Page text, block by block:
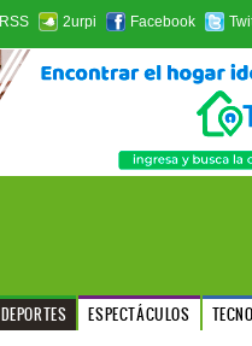
RSS 2urpi Facebook
DEPORTES ESPECTÁCULOS